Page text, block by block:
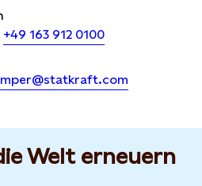
+49 163 912 0100
Welt erneuern